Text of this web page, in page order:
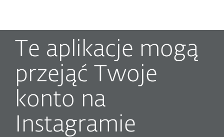
Te aplikacje mogą
przejąć Twoje
konto na
Instagramie